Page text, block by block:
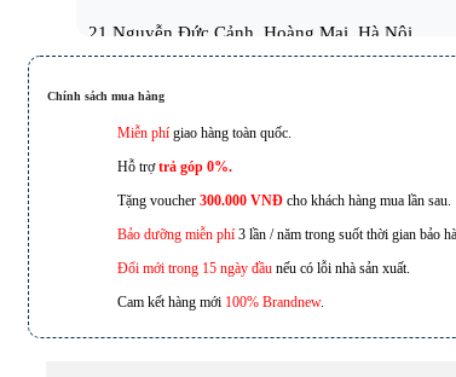
21 Nguyễn Đức Cảnh, Hoàng Mai, Hà Nội.
221D Lạch Tray, Ngô Quyền, Hải Phòng
173 Nguyễn Thái Bình, Phường 4, Quận Tân
Chính sách mua hàng
Miễn phí giao hàng toàn quốc.
Hỗ trợtrả góp 0%.
Tặng voucher 300.000 VNĐ cho khách hàng mua lần sau.
Bảo dưỡng miễn phí 3 lần / năm trong suốt thời gian bảo
Đổi mới trong 15 ngày đầu nếu có lỗi nhà sản xuất.
Cam kết hàng mới 100% Brandnew.